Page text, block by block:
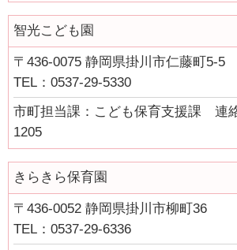
思いについて
令和4年度ふじさんっこ応援大賞活動発表交
ついて（継続するための工夫）
令和4年度ふじさんっこ応援大賞活動発表交
ア世代など、支援者の変化について
令和５年度ふじさんっこ応援大賞表彰式及び
令和６年度ふじさんっこ応援大賞表彰式及び
令和６年度ふじさんっこ応援大賞活動発表交
令和７年度「ふじさんっこ応援大賞」の募
智光こども園
〒436-0075 静岡県掛川市仁藤町5-5
TEL：0537-29-5330
市町担当課：こども保育支援課 連
1205
きらきら保育園
〒436-0052 静岡県掛川市柳町36
TEL：0537-29-6336